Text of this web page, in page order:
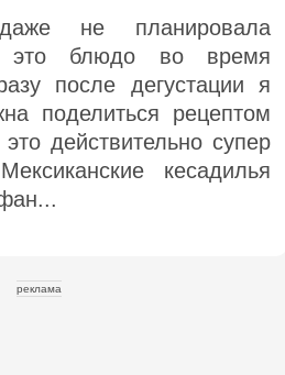
не планировала
это блюдо во время
после дегустации я
поделиться рецептом
действительно супер
кесадилья
реклама